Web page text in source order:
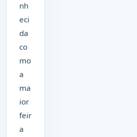
nh
eci
da
co
mo
a
ma
ior
feir
a